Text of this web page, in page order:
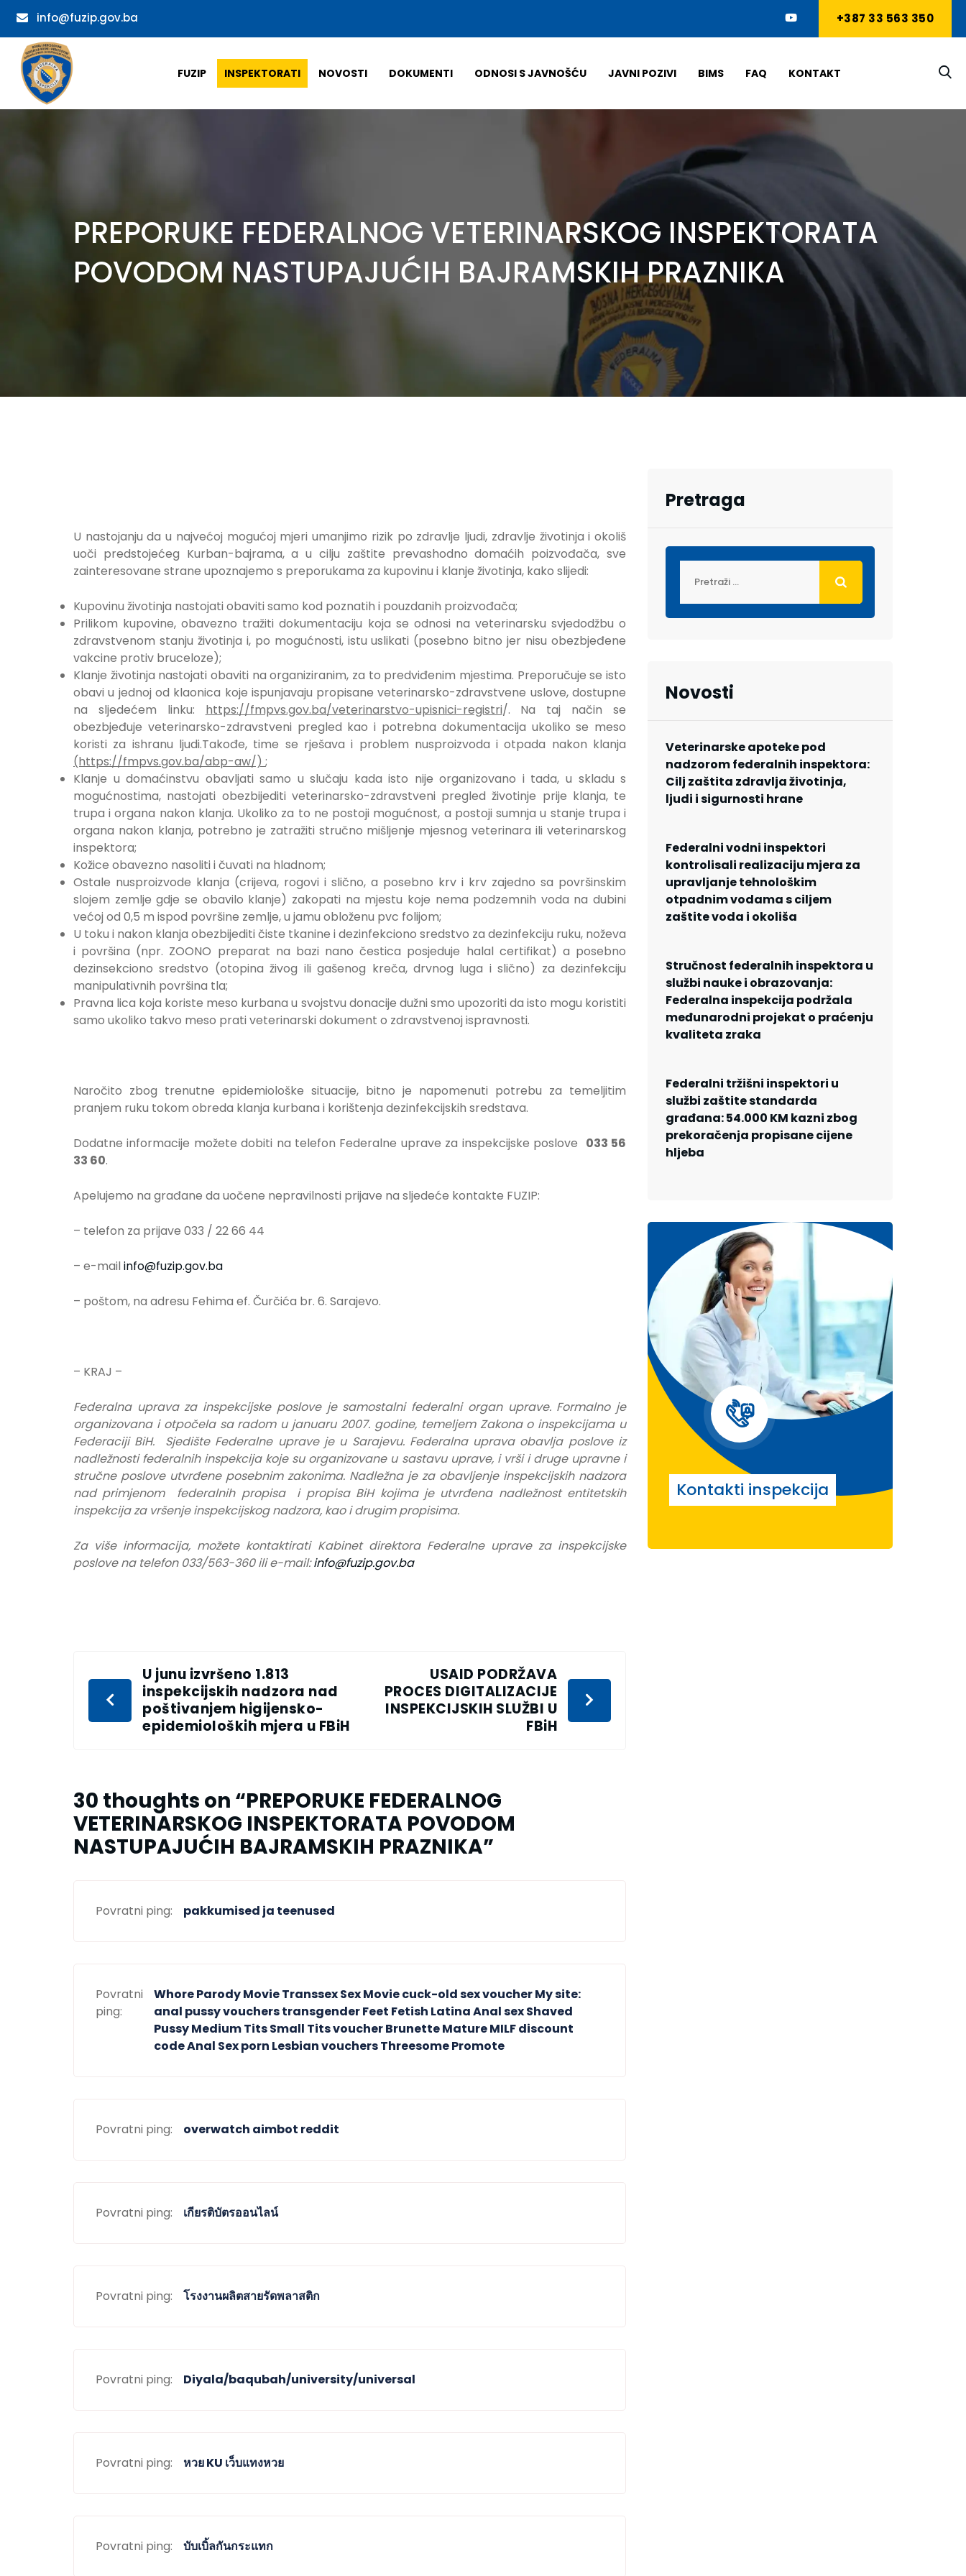
info@fuzip.gov.ba +387 33 563 350
FUZIP INSPEKTORATI NOVOSTI DOKUMENTI ODNOSI S JAVNOŠĆU JAVNI POZIVI BIMS FAQ KONTAKT
PREPORUKE FEDERALNOG VETERINARSKOG INSPEKTORATA
POVODOM NASTUPAJUĆIH BAJRAMSKIH PRAZNIKA
U nastojanju da u najvećoj mogućoj mjeri umanjimo rizik po zdravlje ljudi, zdravlje životinja i okoliš
uoči predstojećeg Kurban-bajrama, a u cilju zaštite prevashodno domaćih poizvođača, sve
zainteresovane strane upoznajemo s preporukama za kupovinu i klanje životinja, kako slijedi:
Kupovinu životinja nastojati obaviti samo kod poznatih i pouzdanih proizvođača;
Prilikom kupovine, obavezno tražiti dokumentaciju koja se odnosi na veterinarsku svjedodžbu o
zdravstvenom stanju životinja i, po mogućnosti, istu uslikati (posebno bitno jer nisu obezbjeđene
vakcine protiv bruceloze);
Klanje životinja nastojati obaviti na organiziranim, za to predviđenim mjestima. Preporučuje se isto
obavi u jednoj od klaonica koje ispunjavaju propisane veterinarsko-zdravstvene uslove, dostupne
na sljedećem linku: https://fmpvs.gov.ba/veterinarstvo-upisnici-registri/. Na taj način se
obezbjeđuje veterinarsko-zdravstveni pregled kao i potrebna dokumentacija ukoliko se meso
koristi za ishranu ljudi.Takođe, time se rješava i problem nusproizvoda i otpada nakon klanja
(https://fmpvs.gov.ba/abp-aw/) ;
Klanje u domaćinstvu obavljati samo u slučaju kada isto nije organizovano i tada, u skladu s
mogućnostima, nastojati obezbijediti veterinarsko-zdravstveni pregled životinje prije klanja, te
trupa i organa nakon klanja. Ukoliko za to ne postoji mogućnost, a postoji sumnja u stanje trupa i
organa nakon klanja, potrebno je zatražiti stručno mišljenje mjesnog veterinara ili veterinarskog
inspektora;
Kožice obavezno nasoliti i čuvati na hladnom;
Ostale nusproizvode klanja (crijeva, rogovi i slično, a posebno krv i krv zajedno sa površinskim
slojem zemlje gdje se obavilo klanje) zakopati na mjestu koje nema podzemnih voda na dubini
većoj od 0,5 m ispod površine zemlje, u jamu obloženu pvc folijom;
U toku i nakon klanja obezbijediti čiste tkanine i dezinfekciono sredstvo za dezinfekciju ruku, noževa
i površina (npr. ZOONO preparat na bazi nano čestica posjeduje halal certifikat) a posebno
dezinsekciono sredstvo (otopina živog ili gašenog kreča, drvnog luga i slično) za dezinfekciju
manipulativnih površina tla;
Pravna lica koja koriste meso kurbana u svojstvu donacije dužni smo upozoriti da isto mogu koristiti
samo ukoliko takvo meso prati veterinarski dokument o zdravstvenoj ispravnosti.
Naročito zbog trenutne epidemiološke situacije, bitno je napomenuti potrebu za temeljitim
pranjem ruku tokom obreda klanja kurbana i korištenja dezinfekcijskih sredstava.
Dodatne informacije možete dobiti na telefon Federalne uprave za inspekcijske poslove 033 56
33 60.
Apelujemo na građane da uočene nepravilnosti prijave na sljedeće kontakte FUZIP:
– telefon za prijave 033 / 22 66 44
– e-mail info@fuzip.gov.ba
– poštom, na adresu Fehima ef. Čurčića br. 6. Sarajevo.
– KRAJ –
Federalna uprava za inspekcijske poslove je samostalni federalni organ uprave. Formalno je
organizovana i otpočela sa radom u januaru 2007. godine, temeljem Zakona o inspekcijama u
Federaciji BiH. Sjedište Federalne uprave je u Sarajevu. Federalna uprava obavlja poslove iz
nadležnosti federalnih inspekcija koje su organizovane u sastavu uprave, i vrši i druge upravne i
stručne poslove utvrđene posebnim zakonima. Nadležna je za obavljenje inspekcijskih nadzora
nad primjenom federalnih propisa i propisa BiH kojima je utvrđena nadležnost entitetskih
inspekcija za vršenje inspekcijskog nadzora, kao i drugim propisima.
Za više informacija, možete kontaktirati Kabinet direktora Federalne uprave za inspekcijske
poslove na telefon 033/563-360 ili e-mail:info@fuzip.gov.ba
U junu izvršeno 1.813
inspekcijskih nadzora nad
poštivanjem higijensko-
epidemioloških mjera u FBiH
USAID PODRŽAVA
PROCES DIGITALIZACIJE
INSPEKCIJSKIH SLUŽBI U
FBiH
30 thoughts on “PREPORUKE FEDERALNOG
VETERINARSKOG INSPEKTORATA POVODOM
NASTUPAJUĆIH BAJRAMSKIH PRAZNIKA”
Povratni ping: pakkumised ja teenused
Povratni
ping:
Whore Parody Movie Transsex Sex Movie cuck-old sex voucher My site:
anal pussy vouchers transgender Feet Fetish Latina Anal sex Shaved
Pussy Medium Tits Small Tits voucher Brunette Mature MILF discount
code Anal Sex porn Lesbian vouchers Threesome Promote
Povratni ping: overwatch aimbot reddit
Povratni ping: เกียรติบัตรออนไลน์
Povratni ping: โรงงานผลิตสายรัดพลาสติก
Povratni ping: Diyala/baqubah/university/universal
Povratni ping: หวย KU เว็บแทงหวย
Povratni ping: บับเบิ้ลกันกระแทก
Pretraga
Novosti
Veterinarske apoteke pod
nadzorom federalnih inspektora:
Cilj zaštita zdravlja životinja,
ljudi i sigurnosti hrane
Federalni vodni inspektori
kontrolisali realizaciju mjera za
upravljanje tehnološkim
otpadnim vodama s ciljem
zaštite voda i okoliša
Stručnost federalnih inspektora u
službi nauke i obrazovanja:
Federalna inspekcija podržala
međunarodni projekat o praćenju
kvaliteta zraka
Federalni tržišni inspektori u
službi zaštite standarda
građana: 54.000 KM kazni zbog
prekoračenja propisane cijene
hljeba
Kontakti inspekcija